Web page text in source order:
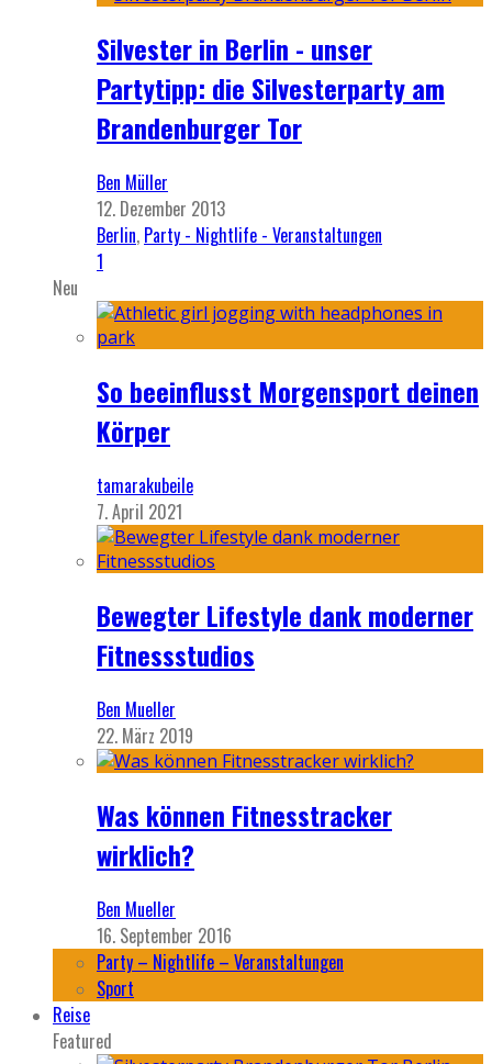
Silvester in Berlin - unser
Partytipp: die Silvesterparty am
Brandenburger Tor
Ben Müller
12. Dezember 2013
Berlin, Party - Nightlife - Veranstaltungen
1
Neu
So beeinflusst Morgensport deinen
Körper
tamarakubeile
7. April 2021
Bewegter Lifestyle dank moderner
Fitnessstudios
Ben Mueller
22. März 2019
Was können Fitnesstracker
wirklich?
Ben Mueller
16. September 2016
Party – Nightlife – Veranstaltungen
Sport
Reise
Featured